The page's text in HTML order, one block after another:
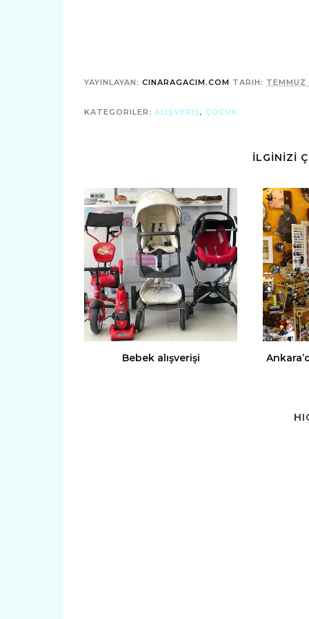
YAYINLAYAN: CINARAGACIM.COM TARIH:
KATEGORILER: ALIŞVERIŞ, ÇOCUK
İLGİNİZİ
Bebek alışverişi